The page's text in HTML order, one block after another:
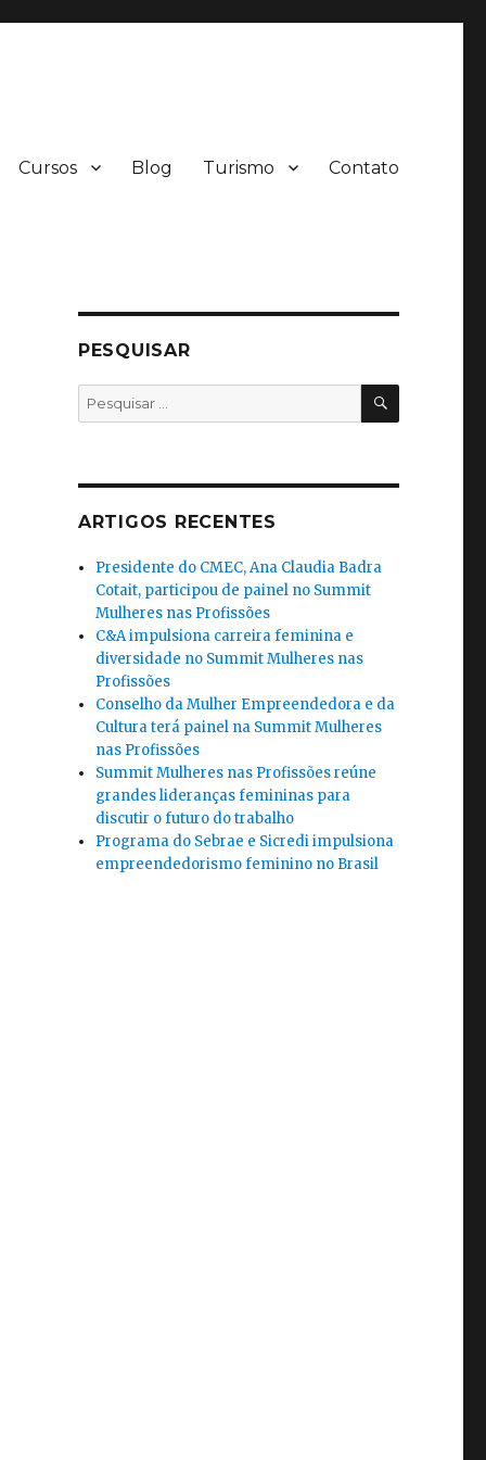
Cursos Blog Turismo Contato
PESQUISAR
Pesquisar
por:
ARTIGOS RECENTES
Presidente do CMEC, Ana Claudia Badra
Cotait, participou de painel no Summit
Mulheres nas Profissões
C&A impulsiona carreira feminina e
diversidade no Summit Mulheres nas
Profissões
Conselho da Mulher Empreendedora e da
Cultura terá painel na Summit Mulheres
nas Profissões
Summit Mulheres nas Profissões reúne
grandes lideranças femininas para
discutir o futuro do trabalho
Programa do Sebrae e Sicredi impulsiona
empreendedorismo feminino no Brasil